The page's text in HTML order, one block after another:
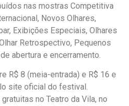
nas mostras Competitiva
Novos Olhares,
Exibições Especiais, Olhares
Retrospectivo, Pequenos
abertura e encerramento.
R$ 8 (meia-entrada) e R$ 16 e
site oficial do festival.
no Teatro da Vila, no